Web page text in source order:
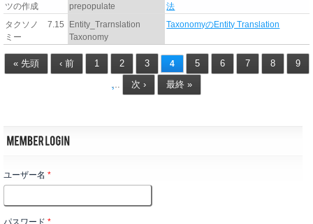
ツの作成
prepopulate
法
タクソノ
ミー
7.15
Entity_Trarnslation
Taxonomy
TaxonomyのEntity Translation
« 先頭 ‹ 前 1 2 3 4 5 6 7 8 9
… 次 › 最終 »
ユーザー名 *
パスワード *